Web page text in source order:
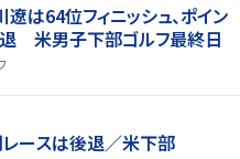
は64位フィニッシュ、ポイン
米男子下部ゴルフ最終日
ースは後退／米下部